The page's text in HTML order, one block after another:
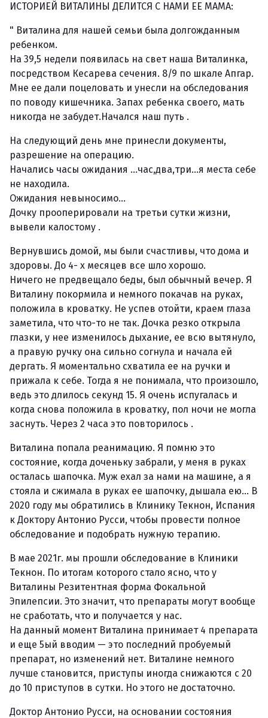
ИСТОРИЕЙ ВИТАЛИНЫ ДЕЛИТСЯ С НАМИ ЕЕ МАМА:
" Виталина для нашей семьи была долгожданным
ребенком.
На 39,5 недели появилась на свет наша Виталинка,
посредством Кесарева сечения. 8/9 по шкале Апгар.
Мне ее дали поцеловать и унесли на обследования
по поводу кишечника. Запах ребенка своего, мать
никогда не забудет.Начался наш путь .
На следующий день мне принесли документы,
разрешение на операцию.
Начались часы ожидания ...час,два,три...я места себе
не находила.
Ожидания невыносимо...
Дочку прооперировали на третьи сутки жизни,
вывели калостому .
Вернувшись домой, мы были счастливы, что дома и
здоровы. До 4- х месяцев все шло хорошо.
Ничего не предвещало беды, был обычный вечер. Я
Виталину покормила и немного покачав на руках,
положила в кроватку. Не успев отойти, краем глаза
заметила, что что-то не так. Дочка резко открыла
глазки, у нее изменилось дыхание, ее всю вытянуло,
а правую ручку она сильно согнула и начала ей
дергать. Я моментально схватила ее на ручки и
прижала к себе. Тогда я не понимала, что произошло,
ведь это длилось секунд 15. Я очень испугалась и
когда снова положила в кроватку, пол ночи не могла
заснуть. Через 2 часа это повторилось .
Виталина попала реанимацию. Я помню это
состояние, когда доченьку забрали, у меня в руках
осталась шапочка. Муж ехал за нами на машине, а я
стояла и сжимала в руках ее шапочку, дышала ею... В
2020 году мы обратились в Клинику Текнон, Испания
к Доктору Антонио Русси, чтобы провести полное
обследование и подобрать нужную терапию.
В мае 2021г. мы прошли обследование в Клиники
Текнон. По итогам которого стало ясно, что у
Виталины Резитентная форма Фокальной
Эпилепсии. Это значит, что препараты могут вообще
не сработать, что и получается у нас.
На данный момент Виталина принимает 4 препарата
и еще 5ый вводим — это последний пробуемый
препарат, но изменений нет. Виталине немного
лучше становится, приступы иногда снижаются с 20
до 10 приступов в сутки. Но этого не достаточно.
Доктор Антонио Русси, на основании состояния